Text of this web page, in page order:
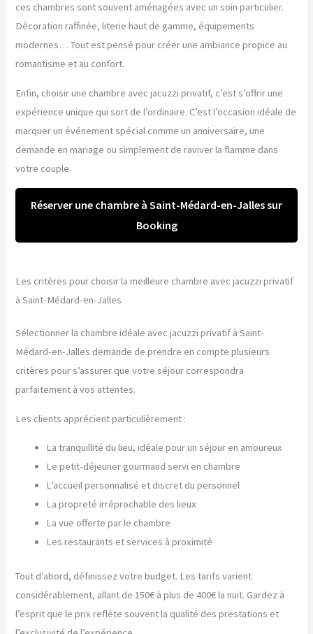
ces chambres sont souvent aménagées avec un soin particulier.
Décoration raffinée, literie haut de gamme, équipements
modernes… Tout est pensé pour créer une ambiance propice au
romantisme et au confort.
Enfin, choisir une chambre avec jacuzzi privatif, c’est s’offrir une
expérience unique qui sort de l’ordinaire. C’est l’occasion idéale de
marquer un événement spécial comme un anniversaire, une
demande en mariage ou simplement de raviver la flamme dans
votre couple.
Réserver une chambre à Saint-Médard-en-Jalles sur
Booking
Les critères pour choisir la meilleure chambre avec jacuzzi privatif
à Saint-Médard-en-Jalles
Sélectionner la chambre idéale avec jacuzzi privatif à Saint-
Médard-en-Jalles demande de prendre en compte plusieurs
critères pour s’assurer que votre séjour correspondra
parfaitement à vos attentes.
Les clients apprécient particulièrement :
La tranquillité du lieu, idéale pour un séjour en amoureux
Le petit-déjeuner gourmand servi en chambre
L’accueil personnalisé et discret du personnel
La propreté irréprochable des lieux
La vue offerte par le chambre
Les restaurants et services à proximité
Tout d’abord, définissez votre budget. Les tarifs varient
considérablement, allant de 150€ à plus de 400€ la nuit. Gardez à
l’esprit que le prix reflète souvent la qualité des prestations et